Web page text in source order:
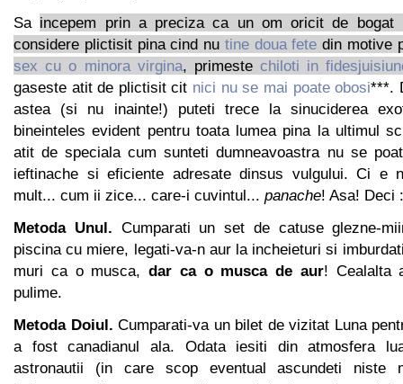
Sa incepem prin a preciza ca un om oricit de
considere plictisit pina cind nu tine doua fete din motive
sex cu o minora virgina, primestechiloti in
gaseste atit de plictisit cit nici nu se mai poate obosi***.
astea (si nu inainte!) puteti trece la sinuciderea
bineinteles evident pentru toata lumea pina la ultimul
atit de speciala cum sunteti dumneavoastra nu se
ieftinache si eficiente adresate dinsus vulgului. Ci e
mult... cum ii zice... care-i cuvintul... panache! Asa! Deci :
Metoda Unul. Cumparati un set de catuse glezne-
piscina cu miere, legati-va-n aur la incheieturi si
muri ca o musca,dar ca o musca de aur! Cealalta
pulime.
Metoda Doiul. Cumparati-va un bilet de vizitat Luna
a fost canadianul ala. Odata iesiti din atmosfera
astronautii (in care scop eventual ascundeti niste